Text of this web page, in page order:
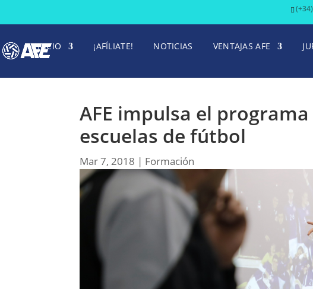
INICIO ¡AFÍLIATE! NOTICIAS VENTAJAS AFE
AFE impulsa el
escuelas de fútbol
Mar 7, 2018 | Formación